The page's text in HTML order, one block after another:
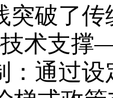
突破了
术支撑
：通过